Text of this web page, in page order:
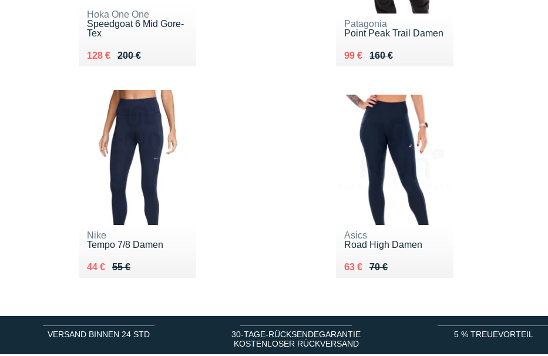
Hoka One One
Speedgoat 6 Mid Gore-
Tex
200 €
Au lieu de 200 €
128 €
Vendu 128 €
Patagonia
Point Peak Trail Damen
160 €
Au lieu de 160 €
99 €
Vendu 99 €
Nike
Tempo 7/8 Damen
55 €
Au lieu de 55 €
44 €
Vendu 44 €
Asics
Road High Damen
70 €
Au lieu de 70 €
63 €
Vendu 63 €
VERSAND BINNEN 24 STD
30-TAGE-RÜCKSENDEGARANTIE
KOSTENLOSER RÜCKVERSAND
5 % TREUEVORTEIL